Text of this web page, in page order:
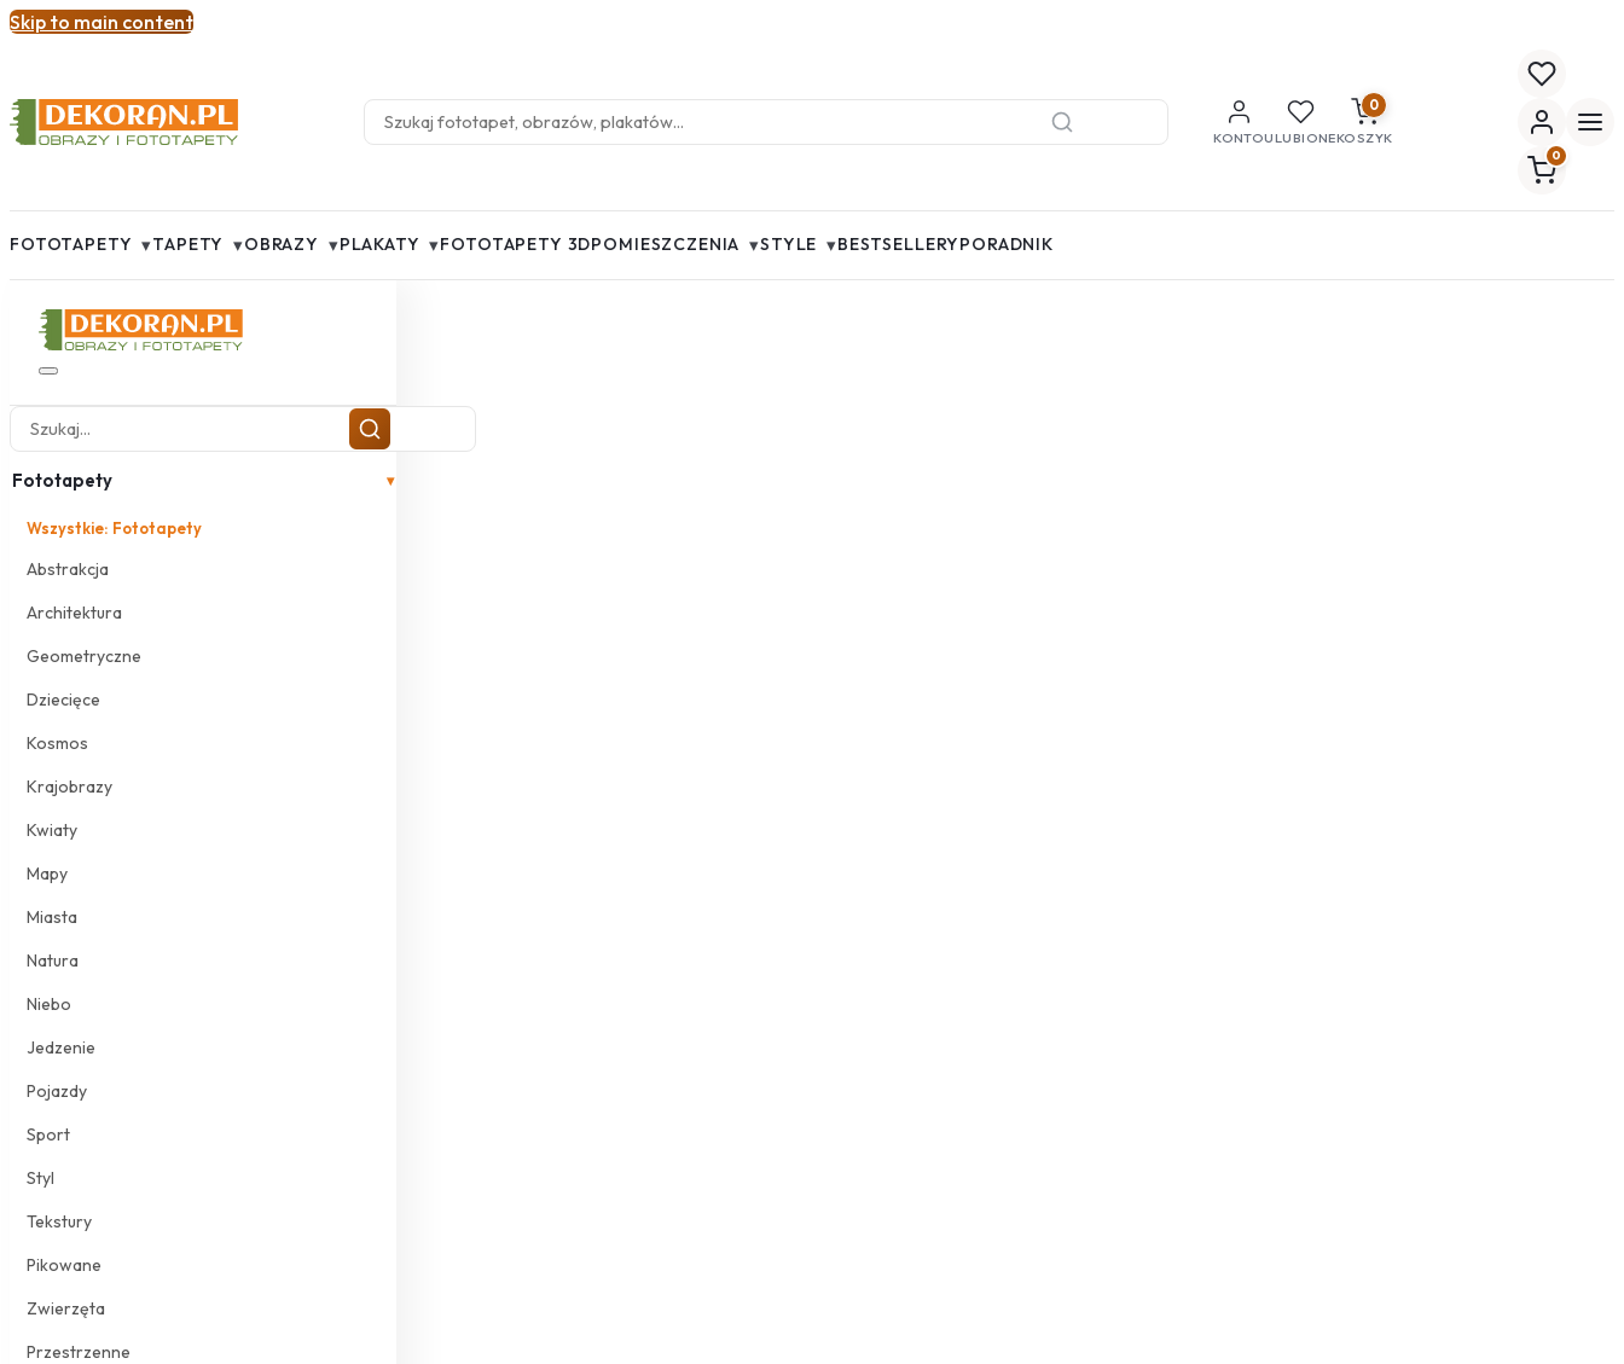
Skip to main content
KONTOULUBIONE
0
KOSZYK
0
FOTOTAPETY ▾TAPETY ▾OBRAZY ▾PLAKATY ▾FOTOTAPETY 3DPOMIESZCZENIA ▾STYLE ▾BESTSELLERYPORADNIK
Fototapety ▾
Wszystkie: Fototapety
Abstrakcja
Architektura
Geometryczne
Dziecięce
Kosmos
Krajobrazy
Kwiaty
Mapy
Miasta
Natura
Niebo
Jedzenie
Pojazdy
Sport
Styl
Tekstury
Pikowane
Zwierzęta
Przestrzenne